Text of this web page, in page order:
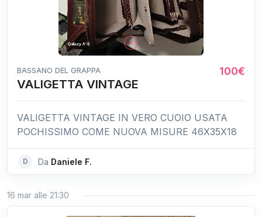
BASSANO DEL GRAPPA 100€
VALIGETTA VINTAGE
VALIGETTA VINTAGE IN VERO CUOIO USATA
POCHISSIMO COME NUOVA MISURE 46X35X18
D Da Daniele F.
16 mar alle 21:30